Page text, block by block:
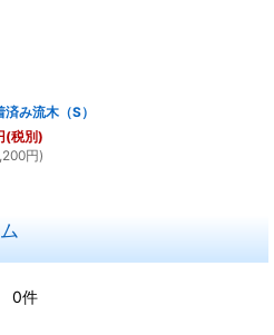
み流木（S）
(税別)
円)
0件